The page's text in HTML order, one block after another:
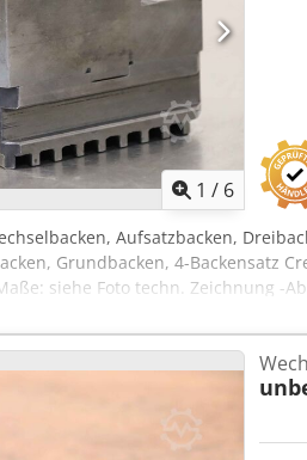
1 / 6
Aufsatzbacken,
Grundbacken, 4-Backensatz
siehe Foto techn. Zeichnung -